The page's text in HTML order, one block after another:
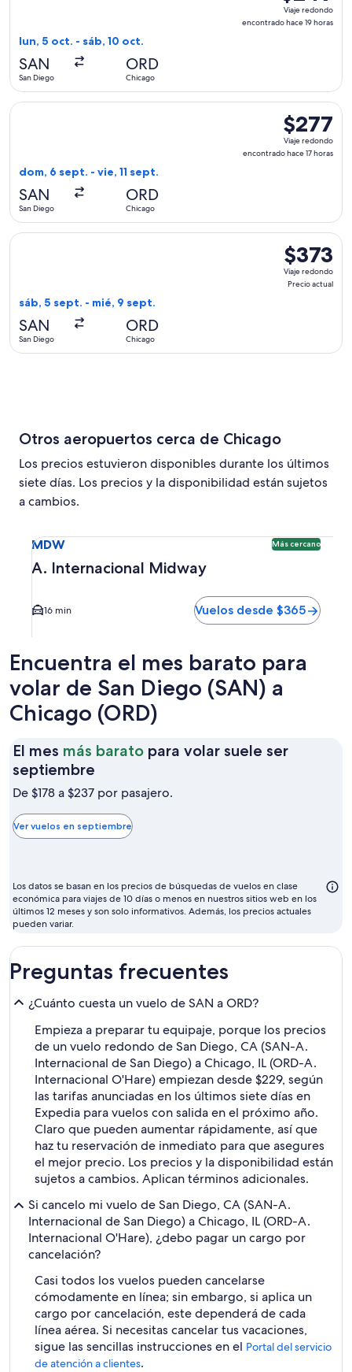
Viaje
redondo,
Viaje redondo
encontrado hace 19 horas
lun, 5 oct. - sáb, 10 oct.
SAN
San Diego
ORD
Chicago
$277
Viaje
redondo,
$277
Viaje redondo
encontrado hace 17 horas
dom, 6 sept. - vie, 11 sept.
SAN
San Diego
ORD
Chicago
Seleccionar vuelo de Delta, con salida el dom, 6 sept.
$373
Viaje
redondo,
$373
Viaje redondo
Precio actual
sáb, 5 sept. - mié, 9 sept.
SAN
San Diego
ORD
Chicago
Seleccionar vuelo de JetBlue Airways, con salida el sáb, 5
Otros aeropuertos cerca de Chicago
Los precios estuvieron disponibles durante los últimos
siete días. Los precios y la disponibilidad están sujetos
a cambios.
MDW Más cercano
A. Internacional Midway
16 min Vuelos desde $365
Encuentra el mes barato para
volar de San Diego (SAN) a
Chicago (ORD)
El mes más barato para volar suele ser
septiembre
mes
barato
para
suele
ser
septiembre
De $178 a $237 por pasajero.
Ver vuelos en septiembre
Los datos se basan en los precios de búsquedas de vuelos en clase
económica para viajes de 10 días o menos en nuestros sitios web en los
últimos 12 meses y son solo informativos. Además, los precios actuales
pueden variar.
Preguntas frecuentes
¿Cuánto cuesta un vuelo de SAN a ORD?
Empieza a preparar tu equipaje, porque los precios
de un vuelo redondo de San Diego, CA (SAN-A.
Internacional de San Diego) a Chicago, IL (ORD-A.
Internacional O'Hare) empiezan desde $229, según
las tarifas anunciadas en los últimos siete días en
Expedia para vuelos con salida en el próximo año.
Claro que pueden aumentar rápidamente, así que
haz tu reservación de inmediato para que asegures
el mejor precio. Los precios y la disponibilidad están
sujetos a cambios. Aplican términos adicionales.
Si cancelo mi vuelo de San Diego, CA (SAN-A.
Internacional de San Diego) a Chicago, IL (ORD-A.
Internacional O'Hare), ¿debo pagar un cargo por
cancelación?
Casi todos los vuelos pueden cancelarse
cómodamente en línea; sin embargo, si aplica un
cargo por cancelación, este dependerá de cada
línea aérea. Si necesitas cancelar tus vacaciones,
sigue las sencillas instrucciones en el Portal del servicio
de atención a clientes.